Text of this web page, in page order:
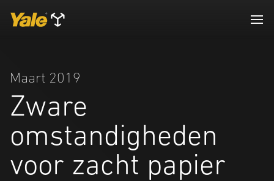
Maart 2019
Zware
omstandigheden
voor zacht papier